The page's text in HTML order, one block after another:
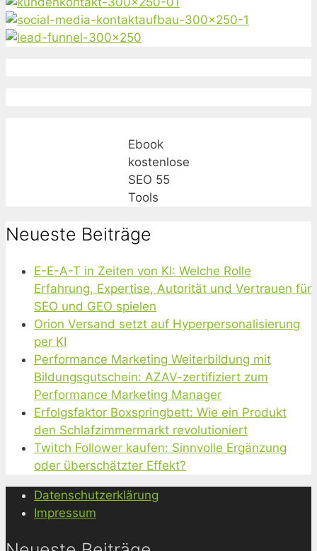
Ebook
kostenlose
SEO 55
Tools
Neueste Beiträge
E-E-A-T in Zeiten von KI: Welche Rolle
Erfahrung, Expertise, Autorität und Vertrauen für
SEO und GEO spielen
Orion Versand setzt auf Hyperpersonalisierung
per KI
Performance Marketing Weiterbildung mit
Bildungsgutschein: AZAV-zertifiziert zum
Performance Marketing Manager
Erfolgsfaktor Boxspringbett: Wie ein Produkt
den Schlafzimmermarkt revolutioniert
Twitch Follower kaufen: Sinnvolle Ergänzung
oder überschätzter Effekt?
Datenschutzerklärung
Impressum